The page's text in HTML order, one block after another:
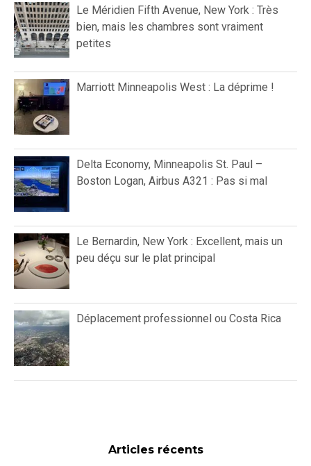
Le Méridien Fifth Avenue, New York : Très
bien, mais les chambres sont vraiment
petites
Marriott Minneapolis West : La déprime !
Delta Economy, Minneapolis St. Paul –
Boston Logan, Airbus A321 : Pas si mal
Le Bernardin, New York : Excellent, mais un
peu déçu sur le plat principal
Déplacement professionnel ou Costa Rica
Articles récents